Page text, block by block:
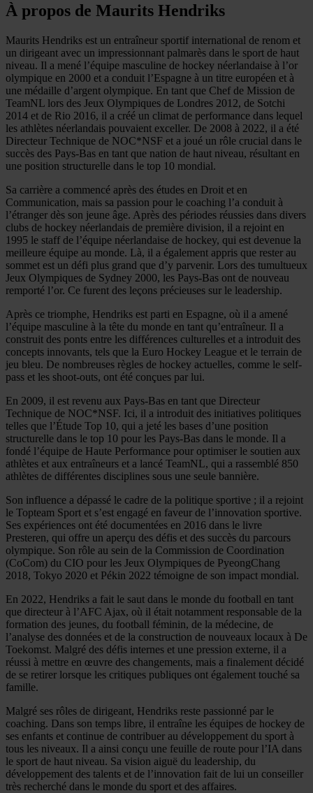
À propos de Maurits Hendriks
Maurits Hendriks est un entraîneur sportif international de renom et
un dirigeant avec un impressionnant palmarès dans le sport de haut
niveau. Il a mené l’équipe masculine de hockey néerlandaise à l’or
olympique en 2000 et a conduit l’Espagne à un titre européen et à
une médaille d’argent olympique. En tant que Chef de Mission de
TeamNL lors des Jeux Olympiques de Londres 2012, de Sotchi
2014 et de Rio 2016, il a créé un climat de performance dans lequel
les athlètes néerlandais pouvaient exceller. De 2008 à 2022, il a été
Directeur Technique de NOC*NSF et a joué un rôle crucial dans le
succès des Pays-Bas en tant que nation de haut niveau, résultant en
une position structurelle dans le top 10 mondial.
Sa carrière a commencé après des études en Droit et en
Communication, mais sa passion pour le coaching l’a conduit à
l’étranger dès son jeune âge. Après des périodes réussies dans divers
clubs de hockey néerlandais de première division, il a rejoint en
1995 le staff de l’équipe néerlandaise de hockey, qui est devenue la
meilleure équipe au monde. Là, il a également appris que rester au
sommet est un défi plus grand que d’y parvenir. Lors des tumultueux
Jeux Olympiques de Sydney 2000, les Pays-Bas ont de nouveau
remporté l’or. Ce furent des leçons précieuses sur le leadership.
Après ce triomphe, Hendriks est parti en Espagne, où il a amené
l’équipe masculine à la tête du monde en tant qu’entraîneur. Il a
construit des ponts entre les différences culturelles et a introduit des
concepts innovants, tels que la Euro Hockey League et le terrain de
jeu bleu. De nombreuses règles de hockey actuelles, comme le self-
pass et les shoot-outs, ont été conçues par lui.
En 2009, il est revenu aux Pays-Bas en tant que Directeur
Technique de NOC*NSF. Ici, il a introduit des initiatives politiques
telles que l’Étude Top 10, qui a jeté les bases d’une position
structurelle dans le top 10 pour les Pays-Bas dans le monde. Il a
fondé l’équipe de Haute Performance pour optimiser le soutien aux
athlètes et aux entraîneurs et a lancé TeamNL, qui a rassemblé 850
athlètes de différentes disciplines sous une seule bannière.
Son influence a dépassé le cadre de la politique sportive ; il a rejoint
le Topteam Sport et s’est engagé en faveur de l’innovation sportive.
Ses expériences ont été documentées en 2016 dans le livre
Presteren, qui offre un aperçu des défis et des succès du parcours
olympique. Son rôle au sein de la Commission de Coordination
(CoCom) du CIO pour les Jeux Olympiques de PyeongChang
2018, Tokyo 2020 et Pékin 2022 témoigne de son impact mondial.
En 2022, Hendriks a fait le saut dans le monde du football en tant
que directeur à l’AFC Ajax, où il était notamment responsable de la
formation des jeunes, du football féminin, de la médecine, de
l’analyse des données et de la construction de nouveaux locaux à De
Toekomst. Malgré des défis internes et une pression externe, il a
réussi à mettre en œuvre des changements, mais a finalement décidé
de se retirer lorsque les critiques publiques ont également touché sa
famille.
Malgré ses rôles de dirigeant, Hendriks reste passionné par le
coaching. Dans son temps libre, il entraîne les équipes de hockey de
ses enfants et continue de contribuer au développement du sport à
tous les niveaux. Il a ainsi conçu une feuille de route pour l’IA dans
le sport de haut niveau. Sa vision aiguë du leadership, du
développement des talents et de l’innovation fait de lui un conseiller
très recherché dans le monde du sport et des affaires.